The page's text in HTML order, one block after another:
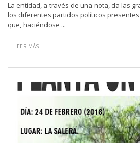
La entidad, a través de una nota, da las
los diferentes partidos políticos
que, haciéndose ...
LEER MÁS